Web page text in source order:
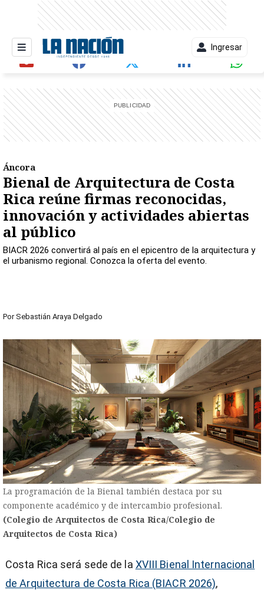
Ingresar
Áncora
Bienal de Arquitectura de Costa
Rica reúne firmas reconocidas,
innovación y actividades abiertas
al público
BIACR 2026 convertirá al país en el epicentro de la arquitectura y
el urbanismo regional. Conozca la oferta del evento.
Por Sebastián Araya Delgado
La programación de la Bienal también destaca por su
componente académico y de intercambio profesional.
(Colegio de Arquitectos de Costa Rica/Colegio de
Arquitectos de Costa Rica)
Costa Rica será sede de la XVIII Bienal Internacional
de Arquitectura de Costa Rica (BIACR 2026),